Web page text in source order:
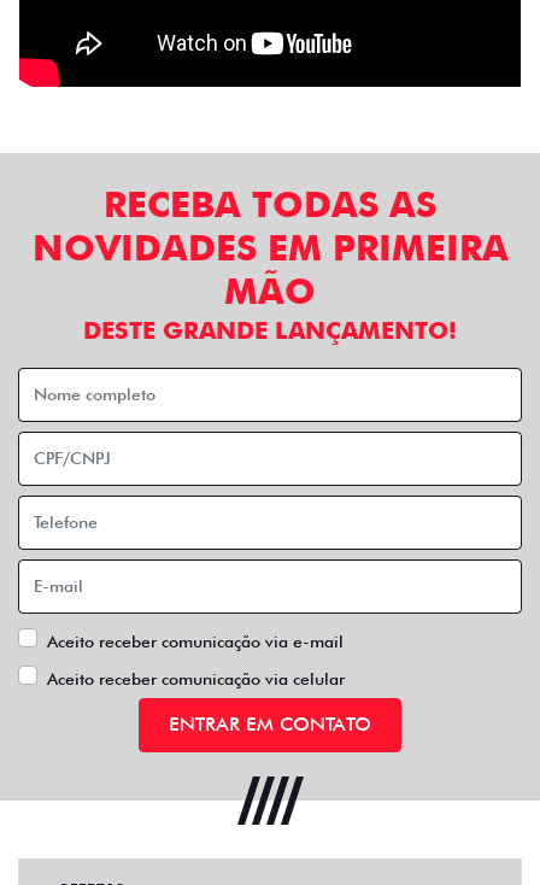
RECEBA TODAS AS
NOVIDADES EM PRIMEIRA
MÃO
DESTE GRANDE LANÇAMENTO!
Aceito receber comunicação via e-mail
Aceito receber comunicação via celular
ENTRAR EM CONTATO